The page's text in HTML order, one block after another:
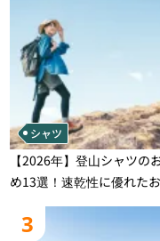
シャツ
【2026年】登山シャツの
め13選！速乾性に優れた
れなモデルを徹底紹介！
3